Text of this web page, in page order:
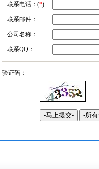
联系电话：(*)
联系邮件：
公司名称：
联系QQ：
验证码：